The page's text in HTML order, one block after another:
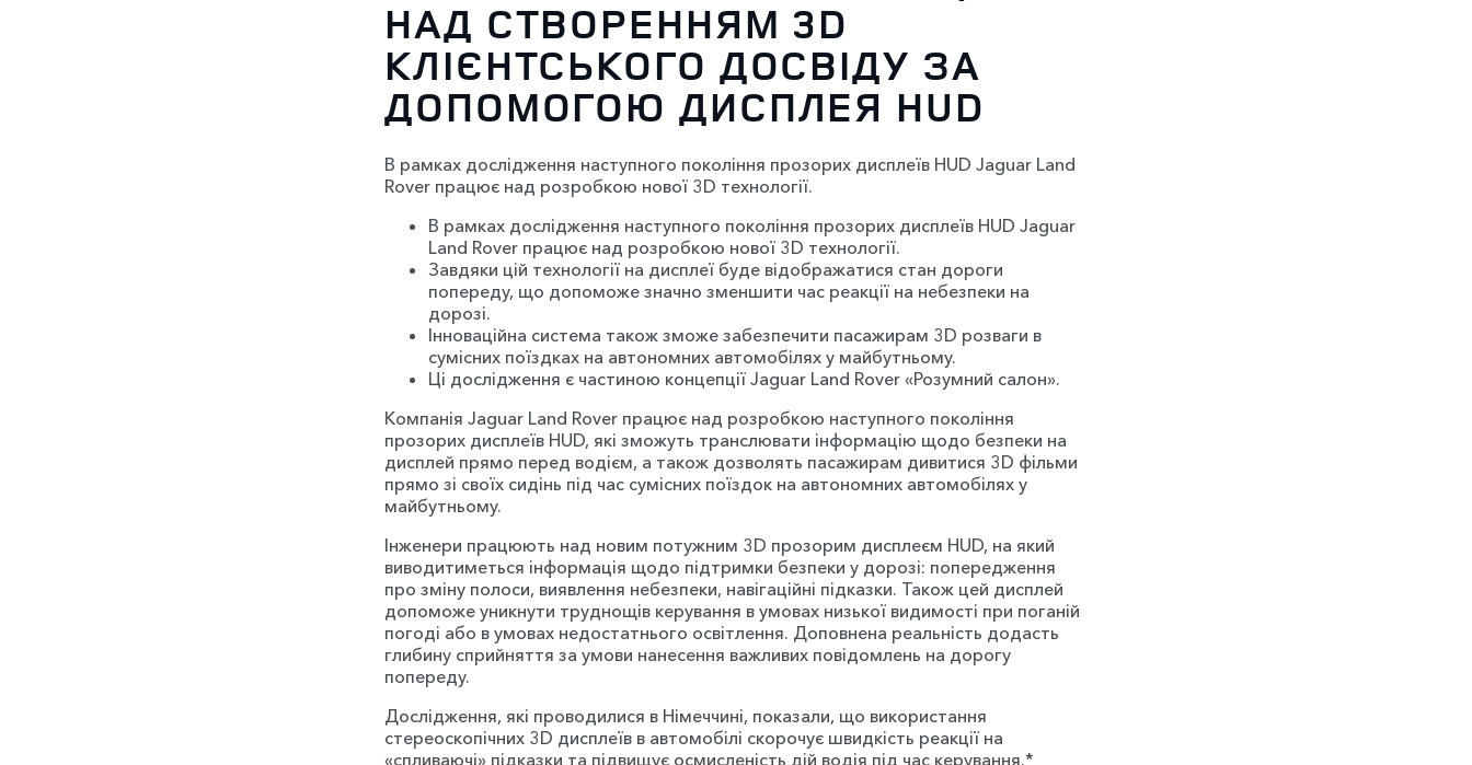
НАД СТВОРЕННЯМ 3D
КЛІЄНТСЬКОГО ДОСВІДУ ЗА
ДОПОМОГОЮ ДИСПЛЕЯ HUD
В рамках дослідження наступного покоління прозорих дисплеїв HUD Jaguar Land
Rover працює над розробкою нової 3D технології.
В рамках дослідження наступного покоління прозорих дисплеїв HUD Jaguar
Land Rover працює над розробкою нової 3D технології.
Завдяки цій технології на дисплеї буде відображатися стан дороги
попереду, що допоможе значно зменшити час реакції на небезпеки на
дорозі.
Інноваційна система також зможе забезпечити пасажирам 3D розваги в
сумісних поїздках на автономних автомобілях у майбутньому.
Ці дослідження є частиною концепції Jaguar Land Rover «Розумний салон».
Компанія Jaguar Land Rover працює над розробкою наступного покоління
прозорих дисплеїв HUD, які зможуть транслювати інформацію щодо безпеки на
дисплей прямо перед водієм, а також дозволять пасажирам дивитися 3D фільми
прямо зі своїх сидінь під час сумісних поїздок на автономних автомобілях у
майбутньому.
Інженери працюють над новим потужним 3D прозорим дисплеєм HUD, на який
виводитиметься інформація щодо підтримки безпеки у дорозі: попередження
про зміну полоси, виявлення небезпеки, навігаційні підказки. Також цей дисплей
допоможе уникнути труднощів керування в умовах низької видимості при поганій
погоді або в умовах недостатнього освітлення. Доповнена реальність додасть
глибину сприйняття за умови нанесення важливих повідомлень на дорогу
попереду.
Дослідження, які проводилися в Німеччині, показали, що використання
стереоскопічних 3D дисплеїв в автомобілі скорочує швидкість реакції на
«спливаючі» підказки та підвищує осмисленість дій водія під час керування.*